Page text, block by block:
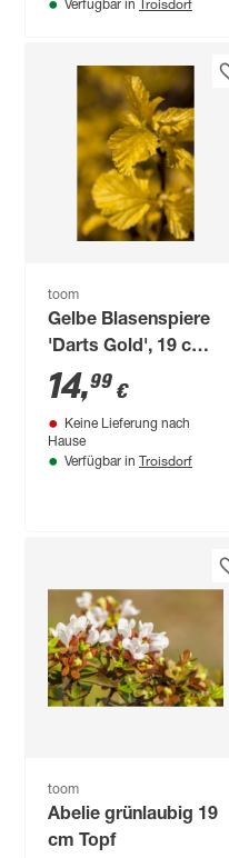
Verfügbar in
toom
Gelbe Blasenspiere
'Darts Gold', 19 cm
Topf
14,99 €
Keine Lieferung nach
Hause
Verfügbar in Troisdorf
toom
Abelie grünlaubig 19
cm Topf